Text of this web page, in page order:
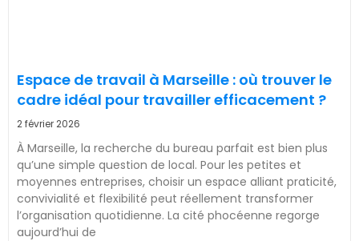
Espace de travail à Marseille : où trouver le
cadre idéal pour travailler efficacement ?
2 février 2026
À Marseille, la recherche du bureau parfait est bien plus
qu’une simple question de local. Pour les petites et
moyennes entreprises, choisir un espace alliant praticité,
convivialité et flexibilité peut réellement transformer
l’organisation quotidienne. La cité phocéenne regorge
aujourd’hui de